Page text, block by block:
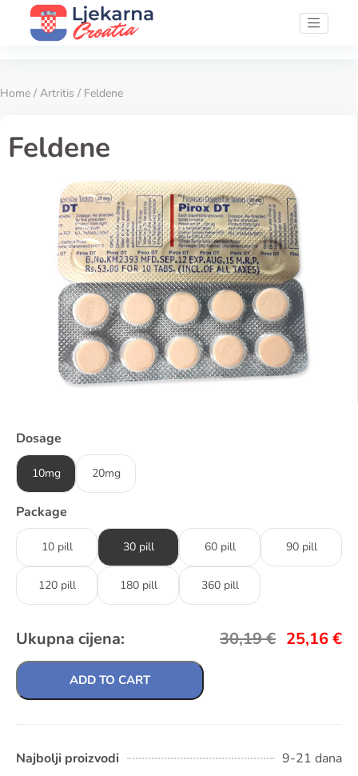
Home / Artritis / Feldene
Feldene
Dosage
10mg 20mg
Package
10 pill 30 pill 60 pill 90 pill
120 pill 180 pill 360 pill
Ukupna cijena: 30,19€ 25,16€
ADD TO CART
Najbolji proizvodi
9-21 dana